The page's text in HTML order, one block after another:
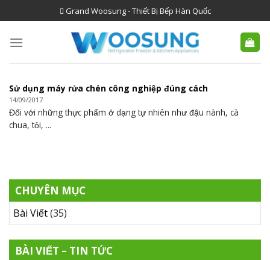
to
content
Grand Woosung - Thiết Bị Bếp Hàn Quốc
CHUYÊN MỤC
Bài Viết(35)
BÀI VIẾT – TIN TỨC
Sử dụng máy rửa chén công nghiệp đúng cách
14/09/2017
Đối với những thực phẩm ở dạng tự nhiên như đậu nành, cà
chua, tỏi, ...